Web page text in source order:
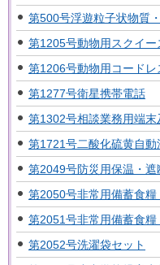
第500号浮遊粒子状物質
第1205号動物用スクイー
第1206号動物用コードレ
第1277号衛星携帯電話
第1302号相談業務用端
第1721号二酸化硫黄自動
第2049号防災用保温・遮
第2050号非常用備蓄食糧
第2051号非常用備蓄食糧
第2052号洗濯袋セット